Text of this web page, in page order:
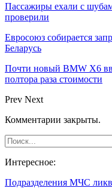
Пассажиры ехали с
проверили
Евросоюз собирается
Беларусь
Почти новый BMW X6
полтора раза стоимости
Prev Next
Комментарии закрыты.
Интересное:
Подразделения МЧС